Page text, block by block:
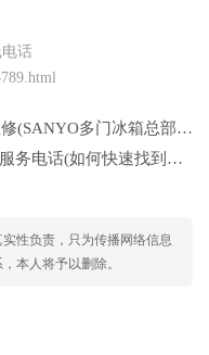
话
冰箱总部400维修是哪一个号码？)
找到三星冰箱24小时客服热线？)
性负责，只为传播网络信息
本人将予以删除。